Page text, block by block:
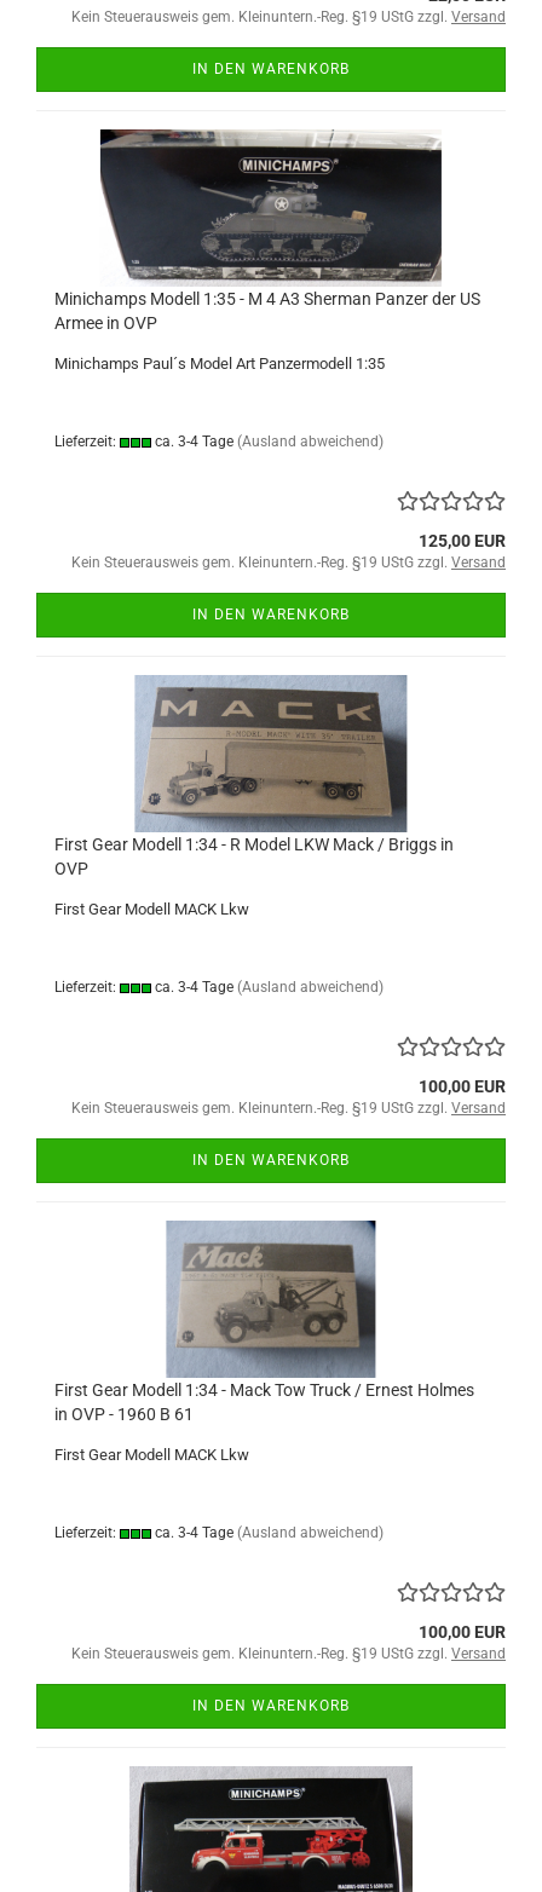
Kein Steuerausweis gem. Kleinuntern.-Reg. §19 UStG zzgl. Versand
IN DEN WARENKORB
Minichamps Modell 1:35 - M 4 A3 Sherman Panzer der US
Armee in OVP
Minichamps Paul´s Model Art Panzermodell 1:35
Lieferzeit: ca. 3-4 Tage (Ausland abweichend)
125,00 EUR
Kein Steuerausweis gem. Kleinuntern.-Reg. §19 UStG zzgl. Versand
IN DEN WARENKORB
First Gear Modell 1:34 - R Model LKW Mack / Briggs in
OVP
First Gear Modell MACK Lkw
Lieferzeit: ca. 3-4 Tage (Ausland abweichend)
100,00 EUR
Kein Steuerausweis gem. Kleinuntern.-Reg. §19 UStG zzgl. Versand
IN DEN WARENKORB
First Gear Modell 1:34 - Mack Tow Truck / Ernest Holmes
in OVP - 1960 B 61
First Gear Modell MACK Lkw
Lieferzeit: ca. 3-4 Tage (Ausland abweichend)
100,00 EUR
Kein Steuerausweis gem. Kleinuntern.-Reg. §19 UStG zzgl. Versand
IN DEN WARENKORB